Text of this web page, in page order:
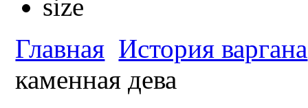
Главная История варгана
каменная дева